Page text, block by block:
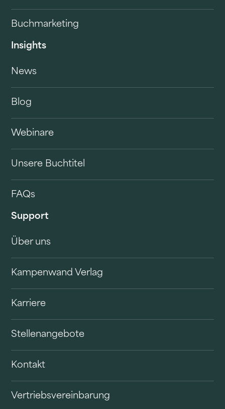
Buchmarketing
Insights
News
Blog
Webinare
Unsere Buchtitel
FAQs
Support
Über uns
Kampenwand Verlag
Karriere
Stellenangebote
Kontakt
Vertriebsvereinbarung